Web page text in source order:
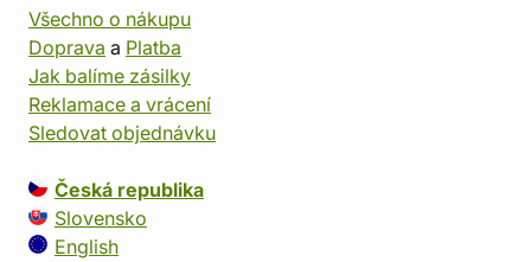
Všechno o nákupu
Doprava a Platba
Jak balíme zásilky
Reklamace a vrácení
Sledovat objednávku
Česká republika
Slovensko
English